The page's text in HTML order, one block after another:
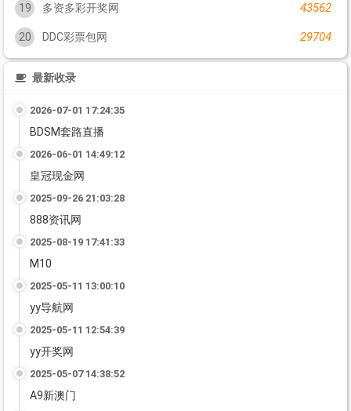
19 多资多彩开奖网 43562
20 DDC彩票包网 29704
最新收录
2026-07-01 17:24:35
BDSM套路直播
2026-06-01 14:49:12
皇冠现金网
2025-09-26 21:03:28
888资讯网
2025-08-19 17:41:33
M10
2025-05-11 13:00:10
yy导航网
2025-05-11 12:54:39
yy开奖网
2025-05-07 14:38:52
A9新澳门